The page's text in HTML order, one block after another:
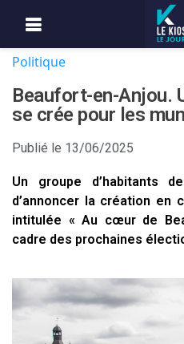
Politique
Beaufort-en-Anjou.
se crée pour les
Publié le 13/06/2025
Un groupe d’habitants
d’annoncer la création en
intitulée « Au cœur de
cadre des prochaines